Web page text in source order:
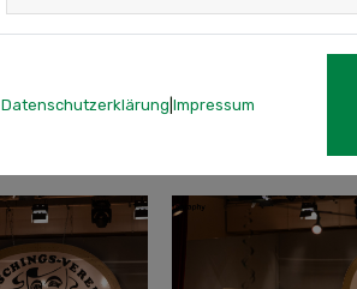
Datenschutzerklärung Impressum